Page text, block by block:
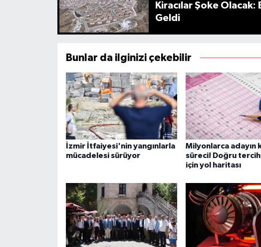
Kiracılar Şoke
Geldi
Bunlar da ilginizi çekebilir
İzmir İtfaiyesi'nin yangınlarla
mücadelesi sürüyor
Milyonlarca adayın
süreci! Doğru
için yol haritası